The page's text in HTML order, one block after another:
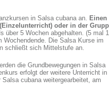
in Salsa cubana an. Einen
oder in der
über 5 Wochen abgehalten. (5 mal
Die Salsa Kurse im
schließt sich Mittelstufe an.
die Grundbewegungen in Salsa
erfolgt der weitere Unterricht in
cubana weitergearbeitet, am